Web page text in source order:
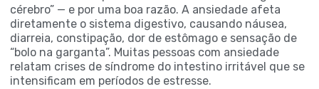
cérebro” — e por uma boa razão. A ansiedade afeta
diretamente o sistema digestivo, causando náusea,
diarreia, constipação, dor de estômago e sensação de
“bolo na garganta”. Muitas pessoas com ansiedade
relatam crises de síndrome do intestino irritável que se
intensificam em períodos de estresse.